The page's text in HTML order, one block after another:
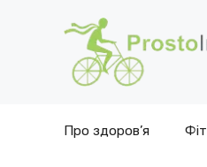
Про здоров’я